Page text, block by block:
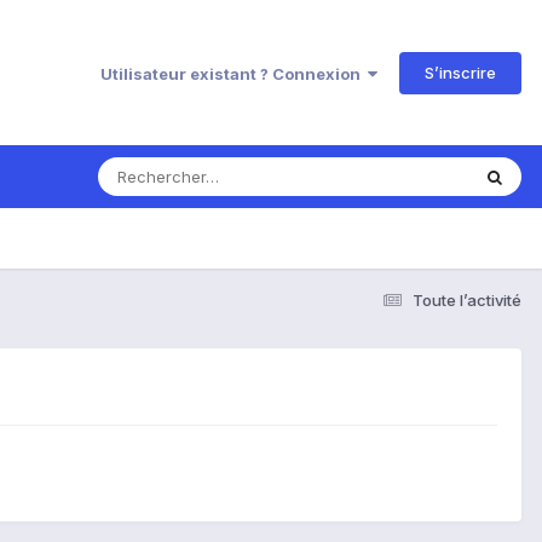
Utilisateur existant ? Connexion S’inscrire
Toute l’activité